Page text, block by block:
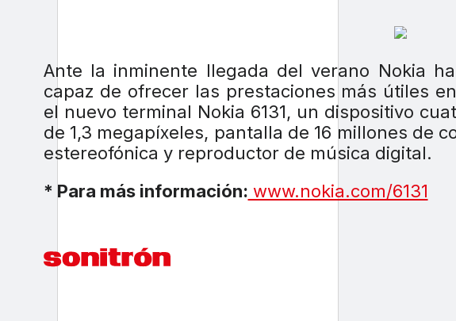
Ante la inminente llegada del verano Nokia
capaz de ofrecer las prestaciones más útiles
el nuevo terminal Nokia 6131, un dispositivo
de 1,3 megapíxeles, pantalla de 16 millones de
estereofónica y reproductor de música digital.
* Para más información: www.nokia.com/6131